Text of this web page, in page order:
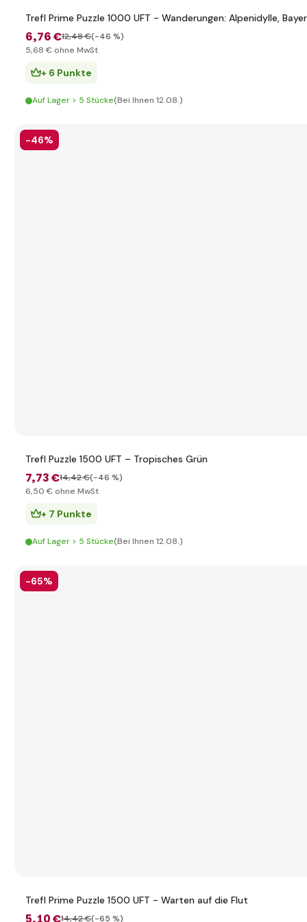
Trefl Prime Puzzle 1000 UFT - Wanderungen: Alpenidylle,
6,76 €12,48 €(-46 %)
5,68 € ohne MwSt
+ 6 Punkte
Auf Lager > 5 Stücke(Bei Ihnen 12.08.)
-46%
Trefl Puzzle 1500 UFT – Tropisches Grün
7,73 €14,42 €(-46 %)
6,50 € ohne MwSt
+ 7 Punkte
Auf Lager > 5 Stücke(Bei Ihnen 12.08.)
-65%
Trefl Prime Puzzle 1500 UFT - Warten auf die Flut
14,42 €(-65 %)